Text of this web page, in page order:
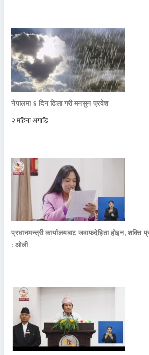
नेपालमा ६ दिन ढिला गरी मनसुन प्रवेश
२ महिना अगाडि
प्रधानमन्त्री कार्यालयबाट जवाफदेहिता होइन, शक्ति
: ओली